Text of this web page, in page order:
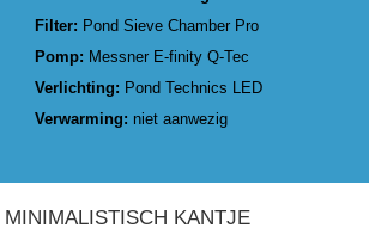
Filter: Pond Sieve Chamber Pro
Pomp: Messner E-finity Q-Tec
Verlichting: Pond Technics LED
Verwarming: niet aanwezig
MINIMALISTISCH KANTJE